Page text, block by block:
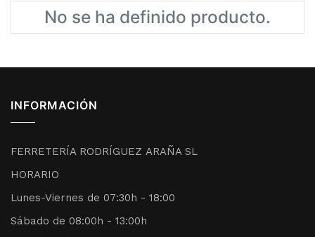
No se ha definido producto.
INFORMACIÓN
FERRETERÍA RODRÍGUEZ ARAÑA SL
HORARIO
Lunes-Viernes de 07:30h - 18:00
Sábado de 08:00h - 13:00h